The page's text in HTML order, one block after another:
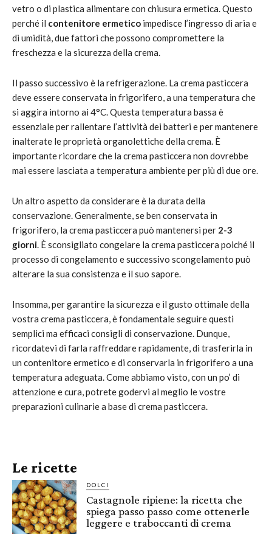
vetro o di plastica alimentare con chiusura ermetica. Questo
perché il contenitore ermetico impedisce l’ingresso di aria e
di umidità, due fattori che possono compromettere la
freschezza e la sicurezza della crema.
Il passo successivo è la refrigerazione. La crema pasticcera
deve essere conservata in frigorifero, a una temperatura che
si aggira intorno ai 4°C. Questa temperatura bassa è
essenziale per rallentare l’attività dei batteri e per mantenere
inalterate le proprietà organolettiche della crema. È
importante ricordare che la crema pasticcera non dovrebbe
mai essere lasciata a temperatura ambiente per più di due ore.
Un altro aspetto da considerare è la durata della
conservazione. Generalmente, se ben conservata in
frigorifero, la crema pasticcera può mantenersi per 2-3
giorni. È sconsigliato congelare la crema pasticcera poiché il
processo di congelamento e successivo scongelamento può
alterare la sua consistenza e il suo sapore.
Insomma, per garantire la sicurezza e il gusto ottimale della
vostra crema pasticcera, è fondamentale seguire questi
semplici ma efficaci consigli di conservazione. Dunque,
ricordatevi di farla raffreddare rapidamente, di trasferirla in
un contenitore ermetico e di conservarla in frigorifero a una
temperatura adeguata. Come abbiamo visto, con un po’ di
attenzione e cura, potrete godervi al meglio le vostre
preparazioni culinarie a base di crema pasticcera.
Le ricette
DOLCI
Castagnole ripiene: la ricetta che
spiega passo passo come ottenerle
leggere e traboccanti di crema